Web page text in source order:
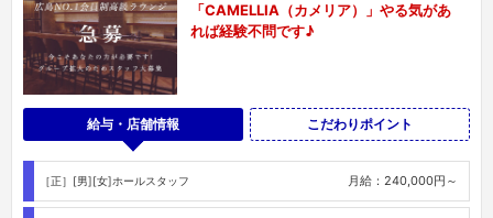
「CAMELLIA（カメリア）」やる気があ
れば経験不問です♪
給与・店舗情報 こだわりポイント
［正］[男][女]ホールスタッフ 月給：240,000円～